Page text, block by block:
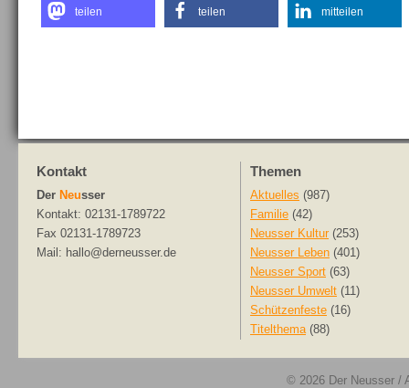
teilen teilen mitteilen
Kontakt
Der Neusser
Kontakt: 02131-1789722
Fax 02131-1789723
Mail: hallo@derneusser.de
Themen
Aktuelles (987)
Familie (42)
Neusser Kultur (253)
Neusser Leben (401)
Neusser Sport (63)
Neusser Umwelt (11)
Schützenfeste (16)
Titelthema(88)
© 2026 Der Neusser /